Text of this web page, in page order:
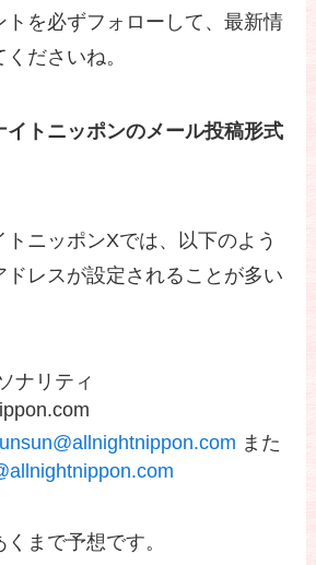
トを必ずフォローして、最新情
ださいね。
イトニッポンのメール投稿形式
ニッポンXでは、以下のよう
ドレスが設定されることが多い
ナリティ
また
まで予想です。